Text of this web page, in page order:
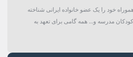
هموراه خود را یک عضو خانواده ایرانی شناخته
مدرسه و... همه گامی برای تعهد به